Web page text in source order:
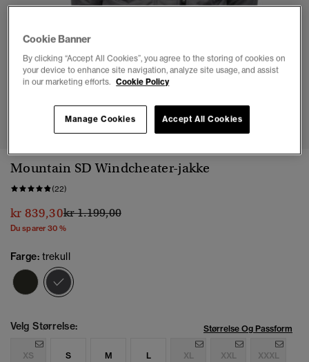
1 2 3 4 5 6 7
Mountain SD Windcheater-jakke
(22)
kr 839,30Pris nedsatt fra
kr 1.199,00til
Du sparer 30 %
Farge: trekull
Velg Størrelse: Størrelse Og Passform
XS S M L XL XXL XXXL
Cookie Banner
By clicking “Accept All Cookies”, you agree to the storing of cookies on
your device to enhance site navigation, analyze site usage, and assist
in our marketing efforts. Cookie Policy
Accept All Cookies
Manage Cookies